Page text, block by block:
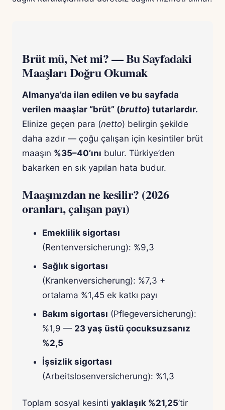
Brüt mü, Net mi? — Bu Sayfadaki
Maaşları Doğru Okumak
Almanya’da ilan edilen ve bu sayfada
verilen maaşlar “brüt” (brutto) tutarlardır.
Elinize geçen para (netto) belirgin şekilde
daha azdır — çoğu çalışan için kesintiler brüt
maaşın %35–40’ını bulur. Türkiye’den
bakarken en sık yapılan hata budur.
Maaşınızdan ne kesilir? (2026
oranları, çalışan payı)
Emeklilik sigortası
(Rentenversicherung): %9,3
Sağlık sigortası
(Krankenversicherung): %7,3 +
ortalama %1,45 ek katkı payı
Bakım sigortası (Pflegeversicherung):
%1,9 — 23 yaş üstü çocuksuzsanız
%2,5
İşsizlik sigortası
(Arbeitslosenversicherung): %1,3
Toplam sosyal kesinti yaklaşık %21,25’tir